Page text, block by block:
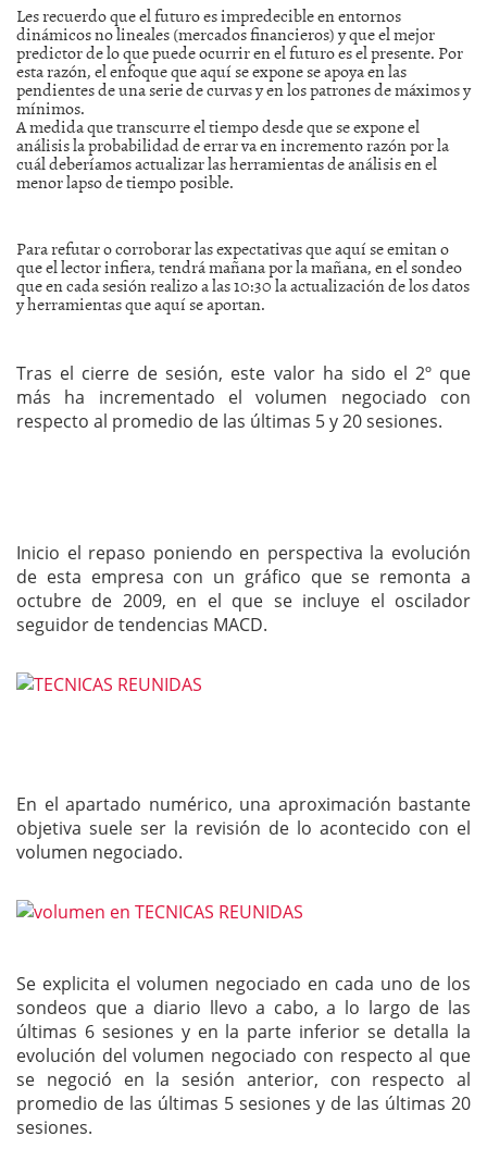
Les recuerdo que el futuro es impredecible en entornos
dinámicos no lineales (mercados financieros) y que el mejor
predictor de lo que puede ocurrir en el futuro es el presente. Por
esta razón, el enfoque que aquí se expone se apoya en las
pendientes de una serie de curvas y en los patrones de máximos y
mínimos.
A medida que transcurre el tiempo desde que se expone el
análisis la probabilidad de errar va en incremento razón por la
cuál deberíamos actualizar las herramientas de análisis en el
menor lapso de tiempo posible.
Para refutar o corroborar las expectativas que aquí se emitan o
que el lector infiera, tendrá mañana por la mañana, en el sondeo
que en cada sesión realizo a las 10:30 la actualización de los datos
y herramientas que aquí se aportan.
Tras el cierre de sesión, este valor ha sido el 2º que
más ha incrementado el volumen negociado con
respecto al promedio de las últimas 5 y 20 sesiones.
Inicio el repaso poniendo en perspectiva la evolución
de esta empresa con un gráfico que se remonta a
octubre de 2009, en el que se incluye el oscilador
seguidor de tendencias MACD.
En el apartado numérico, una aproximación bastante
objetiva suele ser la revisión de lo acontecido con el
volumen negociado.
Se explicita el volumen negociado en cada uno de los
sondeos que a diario llevo a cabo, a lo largo de las
últimas 6 sesiones y en la parte inferior se detalla la
evolución del volumen negociado con respecto al que
se negoció en la sesión anterior, con respecto al
promedio de las últimas 5 sesiones y de las últimas 20
sesiones.